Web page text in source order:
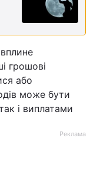
грошові
або
може бути
і виплатами
Реклама